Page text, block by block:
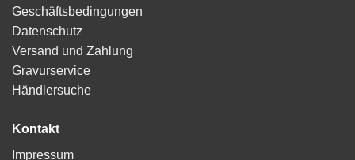
Geschäftsbedingungen
Datenschutz
Versand und Zahlung
Gravurservice
Händlersuche
Kontakt
Impressum